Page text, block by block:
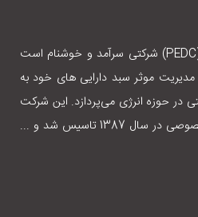
شرکت گسترش انرژی پاسارگاد(PEDC) شرکتی سرآمد و خوشنام است
موثر سبد دارایی های خود به
در حوزه انرژی می‌پردازد. این شرکت
تاسیس شد و ...